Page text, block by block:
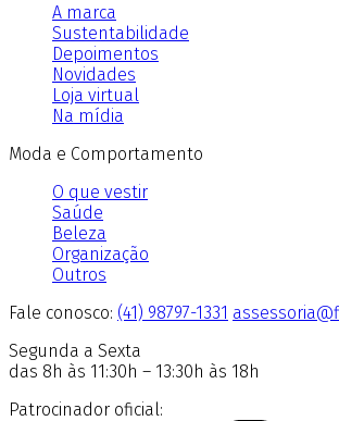
A marca
Sustentabilidade
Depoimentos
Novidades
Loja virtual
Na mídia
Moda e Comportamento
O que vestir
Saúde
Beleza
Organização
Outros
Fale conosco: (41) 98797-1331
Segunda a Sexta
das 8h às 11:30h – 13:30h às 18h
Patrocinador oficial: